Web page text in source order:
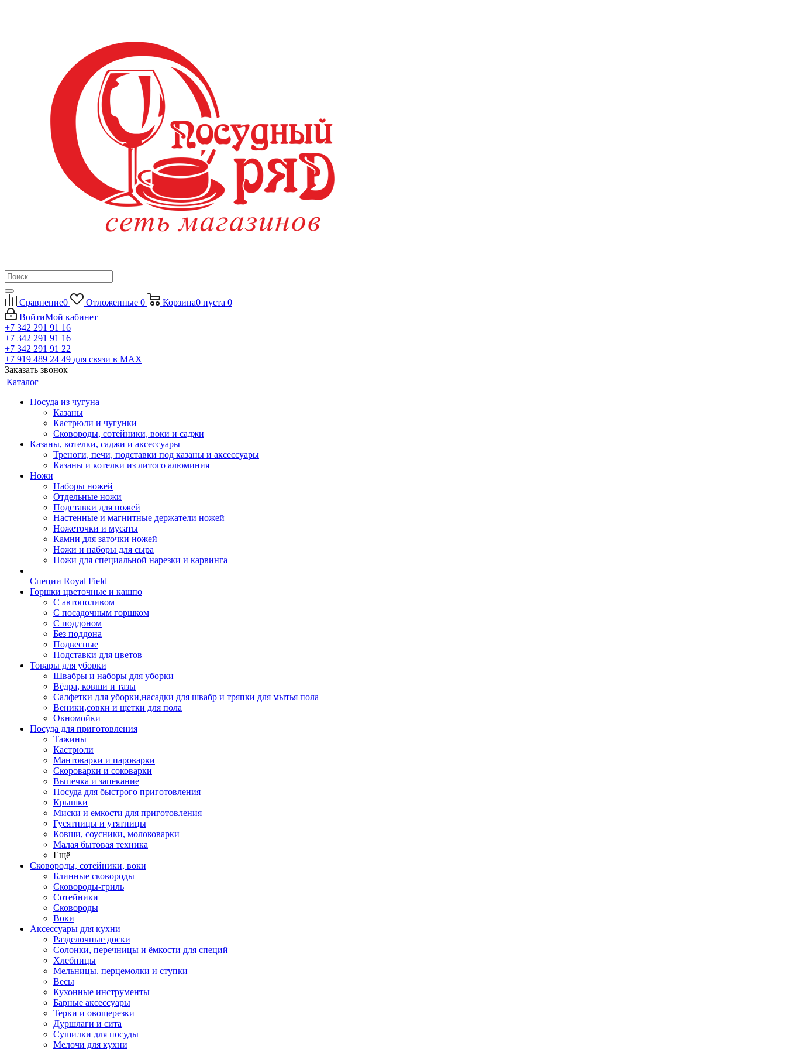
Сравнение0 Отложенные 0 Корзина0 пуста 0
ВойтиМой кабинет
+7 342 291 91 16
+7 342 291 91 16
+7 342 291 91 22
+7 919 489 24 49 для связи в МАХ
Заказать звонок
Каталог
Посуда из чугуна
Казаны
Кастрюли и чугунки
Сковороды, сотейники, воки и саджи
Казаны, котелки, саджи и аксессуары
Треноги, печи, подставки под казаны и аксессуары
Казаны и котелки из литого алюминия
Ножи
Наборы ножей
Отдельные ножи
Подставки для ножей
Настенные и магнитные держатели ножей
Ножеточки и мусаты
Камни для заточки ножей
Ножи и наборы для сыра
Ножи для специальной нарезки и карвинга
Специи Royal Field
Горшки цветочные и кашпо
С автополивом
С посадочным горшком
С поддоном
Без поддона
Подвесные
Подставки для цветов
Товары для уборки
Швабры и наборы для уборки
Вёдра, ковши и тазы
Салфетки для уборки,насадки для швабр и тряпки для мытья пола
Веники,совки и щетки для пола
Окномойки
Посуда для приготовления
Тажины
Кастрюли
Мантоварки и пароварки
Скороварки и соковарки
Выпечка и запекание
Посуда для быстрого приготовления
Крышки
Миски и емкости для приготовления
Гусятницы и утятницы
Ковши, соусники, молоковарки
Малая бытовая техника
Ещё
Сковороды, сотейники, воки
Блинные сковороды
Сковороды-гриль
Сотейники
Сковороды
Воки
Аксессуары для кухни
Разделочные доски
Солонки, перечницы и ёмкости для специй
Хлебницы
Мельницы. перцемолки и ступки
Весы
Кухонные инструменты
Барные аксессуары
Терки и овощерезки
Дуршлаги и сита
Сушилки для посуды
Мелочи для кухни